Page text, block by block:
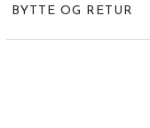
BYTTE OG RETUR